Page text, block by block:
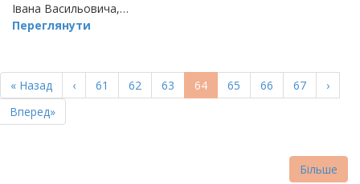
Івана Васильовича,…
Переглянути
НА
СТОРІНКИ
Перша
сторінка
« Назад
Попередня
сторінка
‹ Page
61 Page
62 Page
63
Поточна
сторінка
64 Page
65 Page
66 Page
67
›
Остання
сторінка
Вперед»
Більше